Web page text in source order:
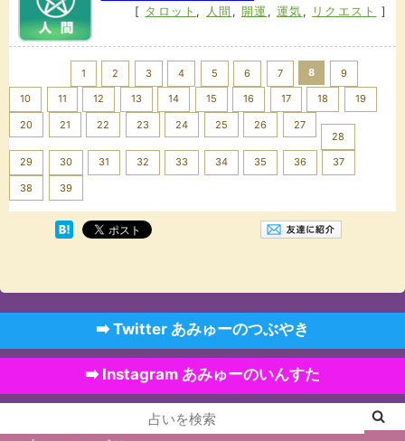
[ タロット , 人間 ,開運 ,運気 , リクエスト ]
1 2 3 4 5 6 7 8 9
10 11 12 13 14 15 16 17 18 19
20 21 22 23 24 25 26
27
28
29 30 31 32 33 34 35 36 37
38 39
➡️ Twitter あみゅーのつぶやき
➡️ Instagram あみゅーのいんすた